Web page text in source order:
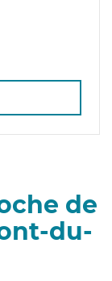
de
du-